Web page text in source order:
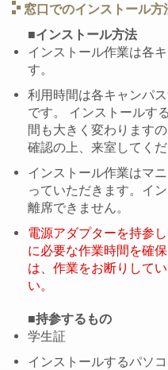
窓口でのインストール方
■インストール方法
インストール作業は各
す。
利用時間は各キャンパ
です。 インストールす
間も大きく変わりますの
確認の上、来室してくだ
インストール作業はマ
っていただきます。イ
離席できません。
電源アダプターを持参
に必要な作業時間を確
は、作業をお断りして
い。
■持参するもの
学生証
インストールするパソ